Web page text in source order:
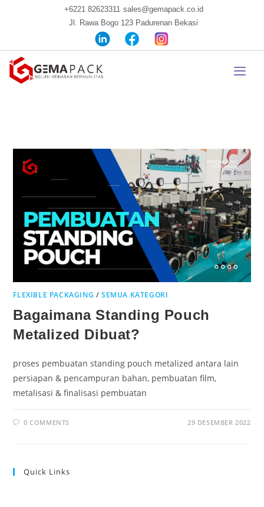
+6221 82623311 sales@gemapack.co.id
Jl. Rawa Bogo 123 Padurenan Bekasi
FLEXIBLE PACKAGING /SEMUA KATEGORI
Bagaimana Standing Pouch
Metalized Dibuat?
proses pembuatan standing pouch metalized antara lain
persiapan & pencampuran bahan, pembuatan film,
metalisasi & finalisasi pembuatan
0 COMMENTS 29 DESEMBER 2022
Quick Links